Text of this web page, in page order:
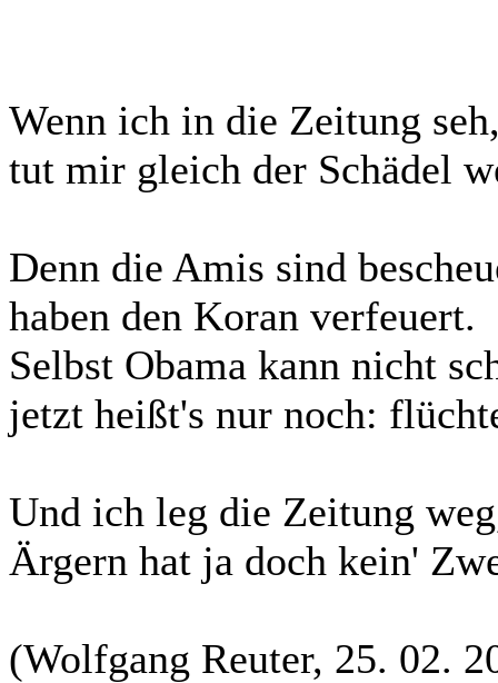
Wenn ich in die Zeitung
tut mir gleich der Schädel
Denn die Amis sind
haben den Koran verfeuert.
Selbst Obama kann nicht
jetzt heißt's nur noch:
Und ich leg die Zeitung
Ärgern hat ja doch kein'
(Wolfgang Reuter, 25. 02.